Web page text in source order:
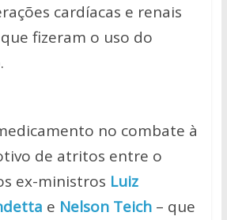
cardíacas e renais
fizeram o uso do
no combate à
de atritos entre o
ex-ministros Luiz
e Nelson Teich– que